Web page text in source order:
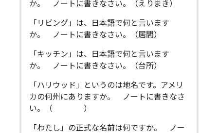
か。 ノートに書きなさい。（えりまき）
「リビング」は、日本語で何と言います
か。 ノートに書きなさい。（居間）
「キッチン」は、日本語で何と言います
か。 ノートに書きなさい。（台所）
「ハリウッド」というのは地名です。アメリ
カの何州にありますか。 ノートに書きなさ
い。（ ）
「わたし」の正式な名前は何ですか。 ノー